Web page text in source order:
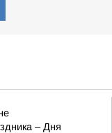
– Дня